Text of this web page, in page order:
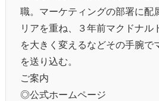
職。マーケティングの部署に配
リアを重ね、３年前マクドナル
を大きく変えるなどその手腕で
を送り込む。
ご案内
◎公式ホームページ